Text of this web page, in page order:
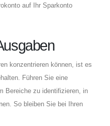
auf Ihr Sparkonto
konzentrieren können, ist es
Führen Sie eine
Bereiche zu identifizieren, in
So bleiben Sie bei Ihren